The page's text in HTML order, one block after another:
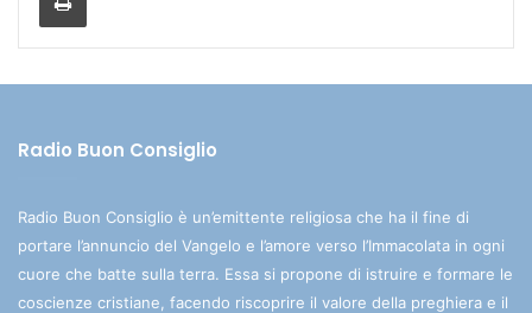
Radio Buon Consiglio
Radio Buon Consiglio è un’emittente religiosa che ha il fine di
portare l’annuncio del Vangelo e l’amore verso l’Immacolata in ogni
cuore che batte sulla terra. Essa si propone di istruire e formare le
coscienze cristiane, facendo riscoprire il valore della preghiera e il